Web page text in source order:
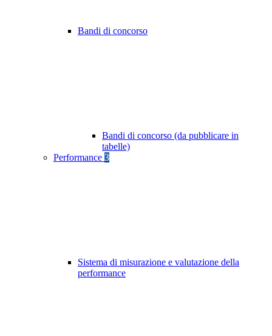
Bandi di concorso
Bandi di concorso (da pubblicare in
tabelle)
Performance 3
Sistema di misurazione e valutazione della
performance